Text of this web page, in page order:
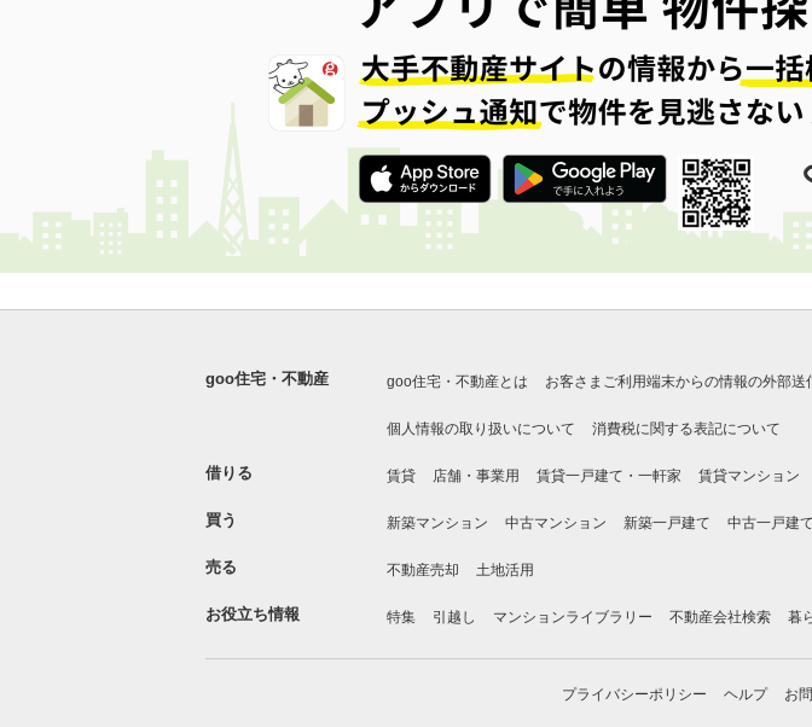
goo住宅・不動産 goo住宅・不動産とは お客さまご利用端末からの情報の外部送
個人情報の取り扱いについて 消費税に関する表記について
借りる 賃貸 店舗・事業用 賃貸一戸建て・一軒家 賃貸マンション
買う 新築マンション 中古マンション 新築一戸建て 中古一戸建て
売る 不動産売却 土地活用
お役立ち情報 特集 引越し マンションライブラリー 不動産会社検索 暮
プライバシーポリシー ヘルプ お